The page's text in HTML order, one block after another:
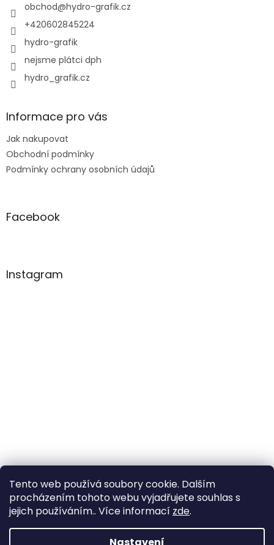
Tento web používá soubory cookie. Dalším
procházením tohoto webu vyjadřujete souhlas s
jejich používáním.. Více informací zde.
obchod@hydro-grafik.cz
+420602845224
hydro-grafik
nejsme plátci dph
hydro_grafik.cz
Informace pro vás
Jak nakupovat
Obchodní podmínky
Podmínky ochrany osobních údajů
Facebook
Instagram
Sledovat na Instagramu
Vytvořil Shoptet